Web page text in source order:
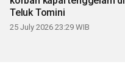
Teluk Tomini
25 July 2026 23:29 WIB